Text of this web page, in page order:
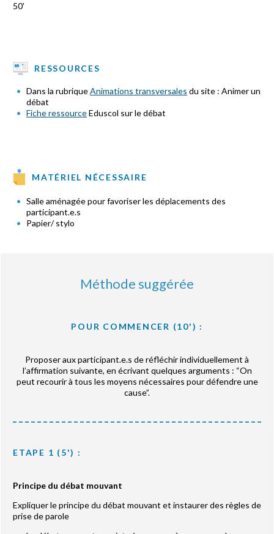
50'
RESSOURCES
Dans la rubriqueAnimations transversales du site : Animer un
débat
Fiche ressourceEduscol sur le débat
MATÉRIEL NÉCESSAIRE
Salle aménagée pour favoriser les déplacements des
participant.e.s
Papier/ stylo
Méthode suggérée
POUR COMMENCER (10') :
Proposer aux participant.e.s de réfléchir individuellement à
l’affirmation suivante, en écrivant quelques arguments : “On
peut recourir à tous les moyens nécessaires pour défendre une
cause”.
ETAPE 1 (5') :
Principe du débat mouvant
Expliquer le principe du débat mouvant et instaurer des règles de
prise de parole